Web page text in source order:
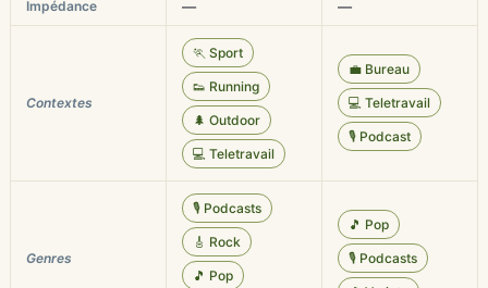
Impédance — —
Contextes
🏃 Sport
👟 Running
🌲 Outdoor
💻 Teletravail
💼 Bureau
💻 Teletravail
🎙️ Podcast
Genres
🎙️ Podcasts
🎸 Rock
🎵 Pop
🎵 Pop
🎙️ Podcasts